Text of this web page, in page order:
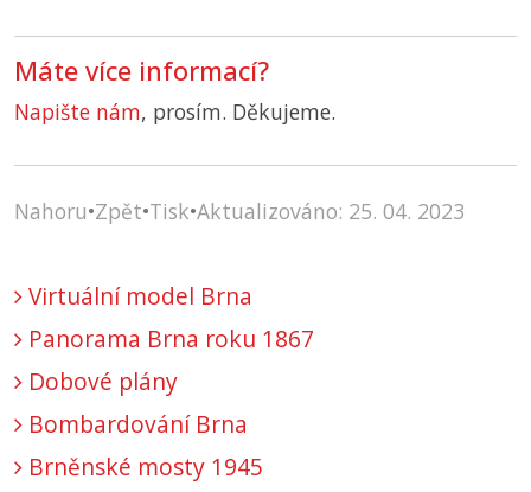
Máte více informací?
Napište nám, prosím. Děkujeme.
Nahoru•Zpět•Tisk•Aktualizováno: 25. 04. 2023
Virtuální model Brna
Panorama Brna roku 1867
Dobové plány
Bombardování Brna
Brněnské mosty 1945